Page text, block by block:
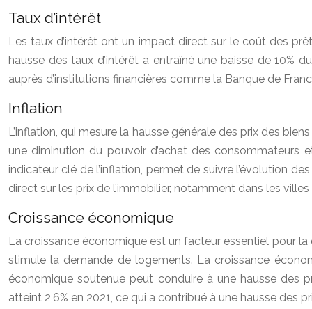
Taux d’intérêt
Les taux d’intérêt ont un impact direct sur le coût des
hausse des taux d’intérêt a entraîné une baisse de 10%
auprès d’institutions financières comme la Banque de
Inflation
L’inflation, qui mesure la hausse générale des prix des
une diminution du pouvoir d’achat des consommateurs
indicateur clé de l’inflation, permet de suivre l’évolution
direct sur les prix de l’immobilier, notamment dans les
Croissance économique
La croissance économique est un facteur essentiel pour
stimule la demande de logements. La croissance
économique soutenue peut conduire à une hausse des
atteint 2,6% en 2021, ce qui a contribué à une hausse des